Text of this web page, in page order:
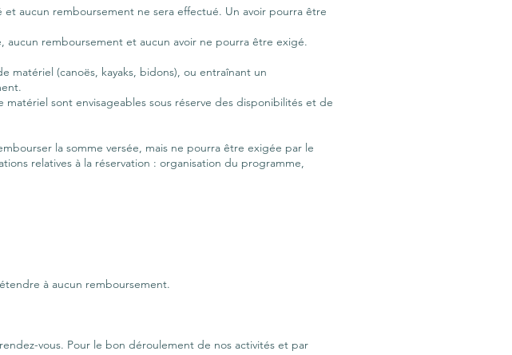
aucun remboursement ne sera effectué. Un avoir pourra être
remboursement et aucun avoir ne pourra être exigé.
matériel (canoës, kayaks, bidons), ou entraînant un
sont envisageables sous réserve des disponibilités et de
la somme versée, mais ne pourra être exigée par le
relatives à la réservation : organisation du programme,
à aucun remboursement.
vous. Pour le bon déroulement de nos activités et par